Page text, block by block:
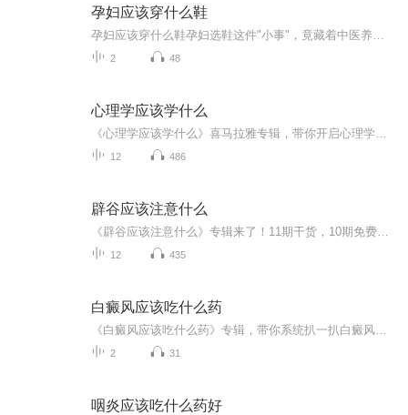
孕妇应该穿什么鞋
2 48
心理学应该学什么
12 486
辟谷应该注意什么
12 435
白癜风应该吃什么药
2 31
咽炎应该吃什么药好